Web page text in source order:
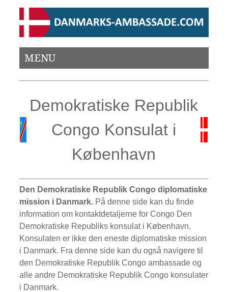
MENU
Demokratiske Republik
Congo Konsulat i
København
Den Demokratiske Republik Congo diplomatiske
mission i Danmark. På denne side kan du finde
information om kontaktdetaljerne for Congo Den
Demokratiske Republiks konsulat i København.
Konsulaten er ikke den eneste diplomatiske mission
i Danmark. Fra denne side kan du også navigere til
den Demokratiske Republik Congo ambassade og
alle andre Demokratiske Republik Congo konsulater
i Danmark.